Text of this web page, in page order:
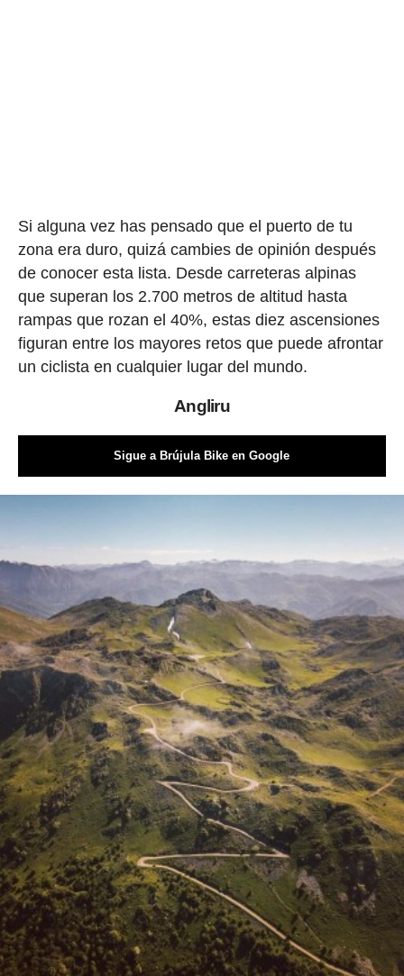
Si alguna vez has pensado que el puerto de tu
zona era duro, quizá cambies de opinión después
de conocer esta lista. Desde carreteras alpinas
que superan los 2.700 metros de altitud hasta
rampas que rozan el 40%, estas diez ascensiones
figuran entre los mayores retos que puede afrontar
un ciclista en cualquier lugar del mundo.
Angliru
Sigue a Brújula Bike en Google